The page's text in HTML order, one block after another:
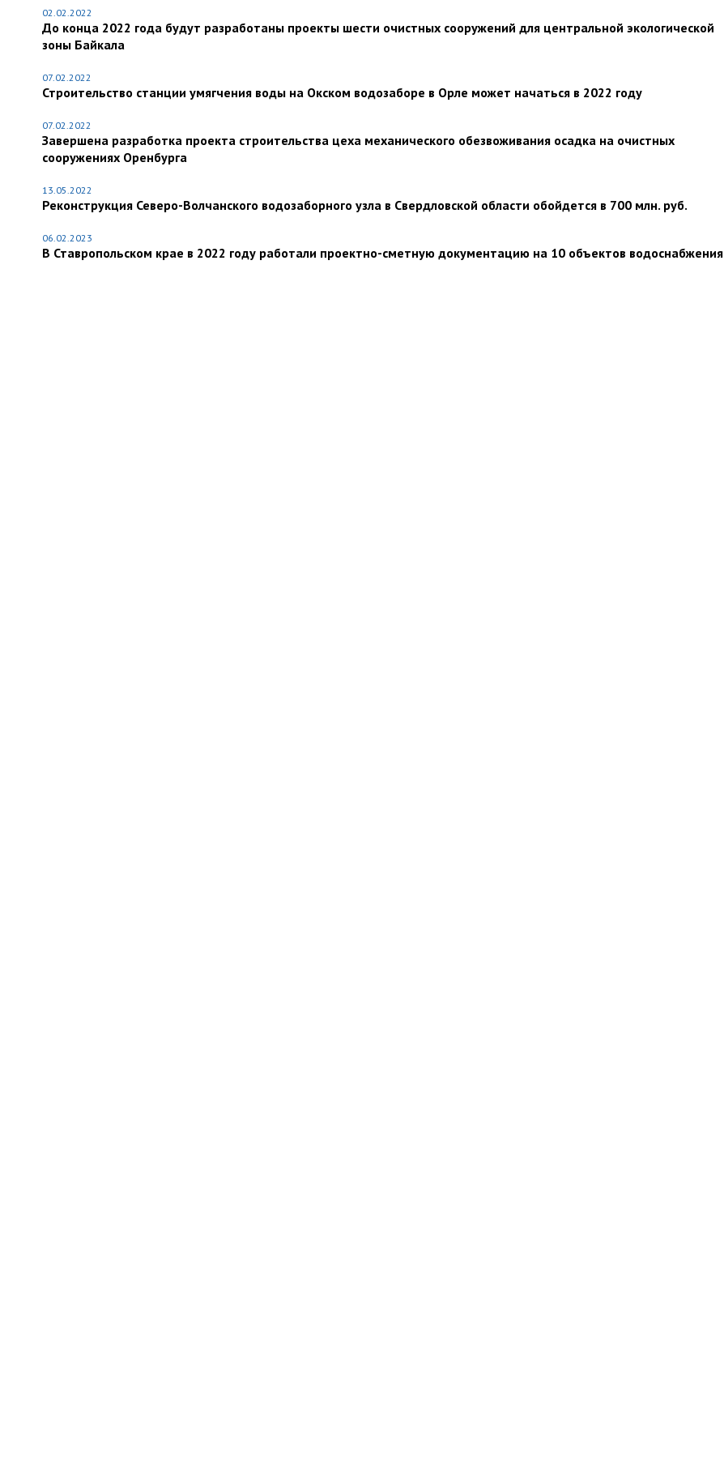
02.02.2022
До конца 2022 года будут разработаны проекты шести очистных сооружений для центральной экологической
зоны Байкала
07.02.2022
Строительство станции умягчения воды на Окском водозаборе в Орле может начаться в 2022 году
07.02.2022
Завершена разработка проекта строительства цеха механического обезвоживания осадка на очистных
сооружениях Оренбурга
13.05.2022
Реконструкция Северо-Волчанского водозаборного узла в Свердловской области обойдется в 700 млн. руб.
06.02.2023
В Ставропольском крае в 2022 году работали проектно-сметную документацию на 10 объектов водоснабжения